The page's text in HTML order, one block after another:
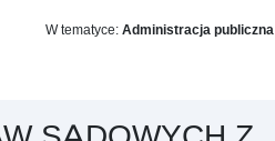
W tematyce: Administracja publiczna